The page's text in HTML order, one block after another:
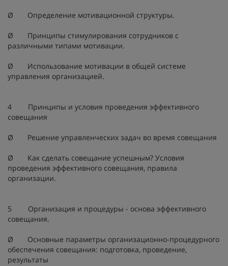
Ø Определение мотивационной структуры.
Ø Принципы стимулирования сотрудников с
различными типами мотивации.
Ø Использование мотивации в общей системе
управления организацией.
4 Принципы и условия проведения эффективного
совещания
Ø Решение управленческих задач во время совещания
Ø Как сделать совещание успешным? Условия
проведения эффективного совещания, правила
организации.
5 Организация и процедуры - основа эффективного
совещания.
Ø Основные параметры организационно-процедурного
обеспечения совещания: подготовка, проведение,
результаты